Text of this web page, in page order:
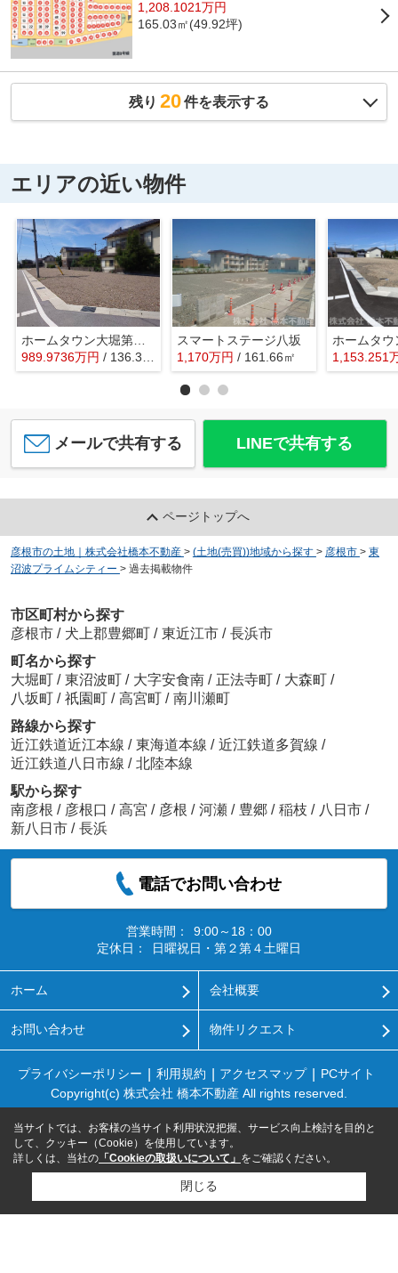
1,208.1021万円
165.03㎡(49.92坪)
残り 20件を表示する
エリアの近い物件
ホームタウン大堀第Ⅳ期
989.9736万円 / 136.36㎡
スマートステージ八坂
1,170万円 / 161.66㎡ 1,153.251
メールで共有する LINEで共有する
ページトップへ
彦根市の土地｜株式会社橋本不動産 > (土地(売買))地域から探す > 彦根市 > 東
沼波プライムシティー > 過去掲載物件
市区町村から探す
彦根市 / 犬上郡豊郷町 / 東近江市 / 長浜市
町名から探す
大堀町 / 東沼波町 / 大字安食南 / 正法寺町 / 大森町 /
八坂町 / 祇園町 / 高宮町 / 南川瀬町
路線から探す
近江鉄道近江本線 / 東海道本線 / 近江鉄道多賀線 /
近江鉄道八日市線 / 北陸本線
駅から探す
南彦根 / 彦根口 / 高宮 / 彦根 / 河瀬 / 豊郷 / 稲枝 / 八日市 /
新八日市 / 長浜
電話でお問い合わせ
営業時間：
9:00～18：00
定休日：
日曜祝日・第２第４土曜日
ホーム 会社概要
お問い合わせ 物件リクエスト
プライバシーポリシー 利用規約 アクセスマップ
PCサイト
Copyright(c) 株式会社 橋本不動産 All rights reserved.
当サイトでは、お客様の当サイト利用状況把握、サービス向上検討を目的と
して、クッキー（Cookie）を使用しています。
詳しくは、当社の 「Cookieの取扱いについて」 をご確認ください。
閉じる